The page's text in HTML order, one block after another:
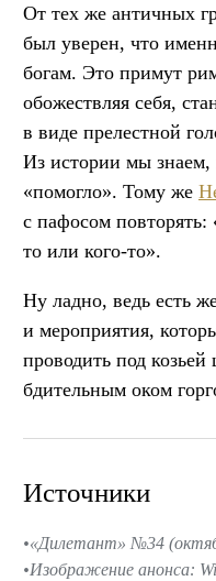
От тех же античных
был уверен, что
богам. Это примут
обожествляя себя,
в виде прелестной
Из истории мы знаем,
«помогло». Тому же
с пафосом
то или кого-то».
Ну ладно, ведь есть
и мероприятия,
проводить под
бдительным оком
Источники
«Дилетант» №34
Изображение анонса: